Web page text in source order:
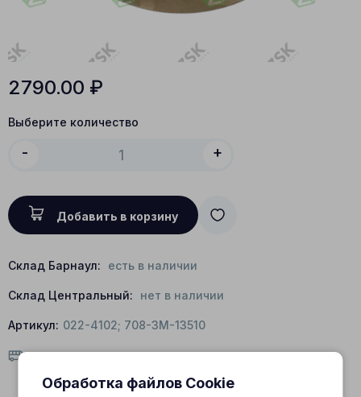
2790.00 ₽
Выберите количество
- +
Добавить в корзину
Склад Барнаул: есть в наличии
Склад Центральный: нет в наличии
Артикул: 022-4102; 708-3M-13510
Условия доставки
Обработка файлов Cookie